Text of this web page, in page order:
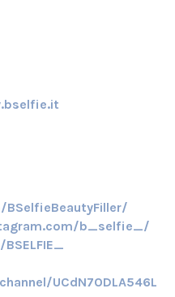
b_selfie_/
UCdN7ODLA546L